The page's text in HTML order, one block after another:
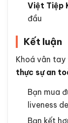
Việt Tiệp
đầu
Kết luận
Khoá vân tay
thực sự an
Bạn mua
liveness
Bạn kết